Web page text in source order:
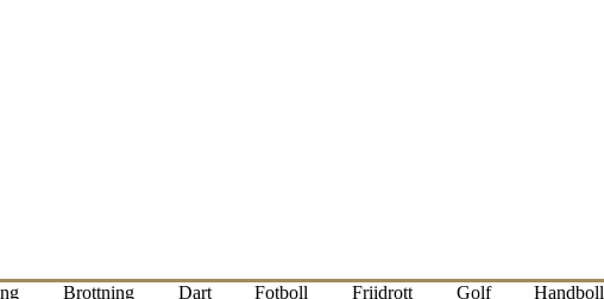
Brottning Dart Fotboll Friidrott Golf Handboll